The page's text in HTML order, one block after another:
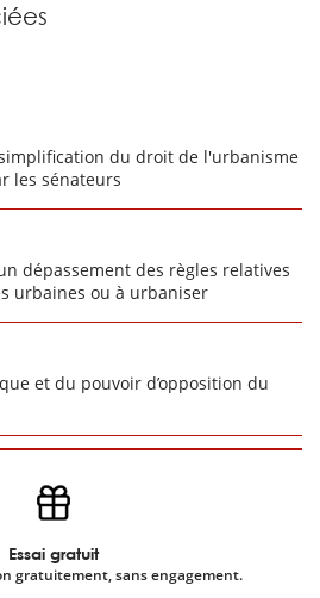
du droit de l'urbanisme
les sénateurs
dépassement des règles relatives
urbaines ou à urbaniser
et du pouvoir d’opposition du
Essai gratuit
gratuitement, sans engagement.